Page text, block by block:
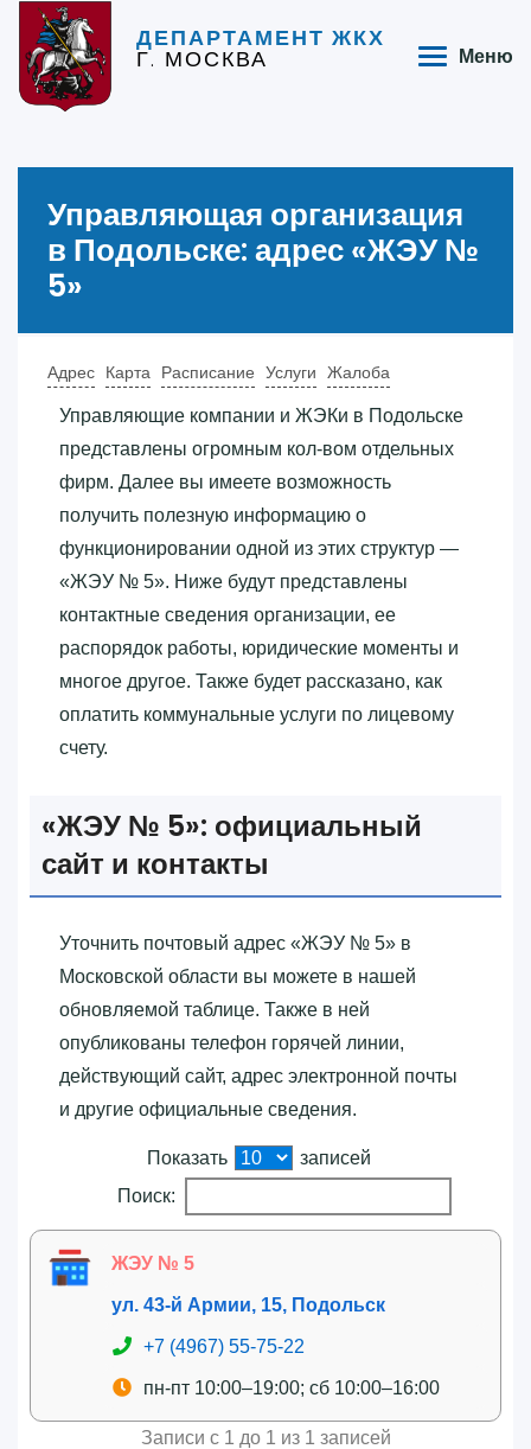
ДЕПАРТАМЕНТ ЖКХ
Г. МОСКВА Меню
Управляющая организация
в Подольске: адрес «‎ЖЭУ №
5»‎
Адрес Карта Расписание Услуги Жалоба
Управляющие компании и ЖЭКи в Подольске
представлены огромным кол-вом отдельных
фирм. Далее вы имеете возможность
получить полезную информацию о
функционировании одной из этих структур —
«‎ЖЭУ № 5»‎. Ниже будут представлены
контактные сведения организации, ее
распорядок работы, юридические моменты и
многое другое. Также будет рассказано, как
оплатить коммунальные услуги по лицевому
счету.
«‎ЖЭУ № 5»‎: официальный
сайт и контакты
Уточнить почтовый адрес «‎ЖЭУ № 5»‎ в
Московской области вы можете в нашей
обновляемой таблице. Также в ней
опубликованы телефон горячей линии,
действующий сайт, адрес электронной почты
и другие официальные сведения.
Показать
записей
Поиск:
ЖЭУ № 5
ул. 43-й Армии, 15, Подольск
+7 (4967) 55-75-22
пн-пт 10:00–19:00; сб 10:00–16:00
Записи с 1 до 1 из 1 записей